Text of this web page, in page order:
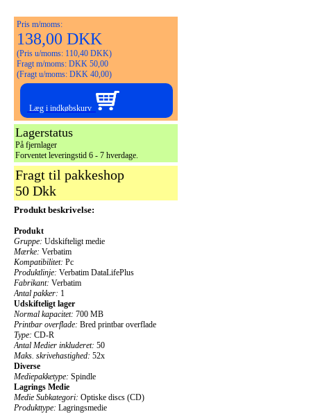
Pris m/moms:
138,00 DKK
(Pris u/moms: 110,40 DKK)
Fragt m/moms: DKK 50,00
(Fragt u/moms: DKK 40,00)
Læg i indkøbskurv
Lagerstatus
På fjernlager
Forventet leveringstid 6 - 7 hverdage.
Fragt til pakkeshop
50 Dkk
Produkt beskrivelse:
Produkt
Gruppe: Udskifteligt medie
Mærke: Verbatim
Kompatibilitet: Pc
Produktlinje: Verbatim DataLifePlus
Fabrikant: Verbatim
Antal pakker: 1
Udskifteligt lager
Normal kapacitet: 700 MB
Printbar overflade: Bred printbar overflade
Type: CD-R
Antal Medier inkluderet: 50
Maks. skrivehastighed: 52x
Diverse
Mediepakketype: Spindle
Lagrings Medie
Medie Subkategori: Optiske discs (CD)
Produkttype: Lagringsmedie